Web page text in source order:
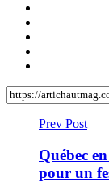
Prev Post
Québec
pour un